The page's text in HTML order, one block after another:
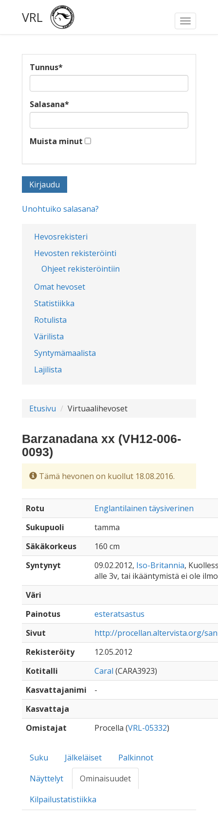
Toggle
VRL
Hevosrekisteri
Hevosten rekisteröinti
Ohjeet rekisteröintiin
Omat hevoset
Statistiikka
Rotulista
Värilista
Syntymämaalista
Lajilista
Tunnus*
Salasana*
Muista minut
Unohtuiko salasana?
Etusivu Virtuaalihevoset
Barzanadana xx (VH12-006-
0093)
Tämä hevonen on kuollut 18.08.2016.
Rotu
Englantilainen täysiverinen
Sukupuoli
tamma
Säkäkorkeus
160 cm
Syntynyt
09.02.2012, Iso-Britannia,
alle 3v, tai ikääntymistä ei ole
Väri
Painotus
esteratsastus
Sivut
http://procellan.altervista.org/
Rekisteröity
12.05.2012
Kotitalli
Caral (CARA3923)
Kasvattajanimi
-
Kasvattaja
Omistajat
Procella (VRL-05332)
Suku Jälkeläiset
Palkinnot
Näyttelyt
Ominaisuudet
Kilpailustatistiikka